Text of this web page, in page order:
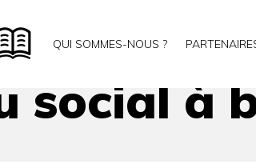
QUI SOMMES-NOUS ?
Réseau social à but non lucratif
social à